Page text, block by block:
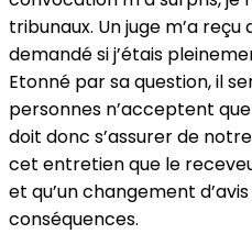
tribunaux. Un juge m’a
demandé si j’étais
Etonné par sa question, il
personnes n’acceptent
doit donc s’assurer de
cet entretien que le
et qu’un changement
conséquences.